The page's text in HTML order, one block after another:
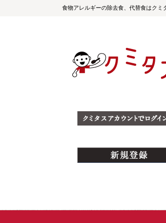
食物アレルギーの除去食、代替食はクミ